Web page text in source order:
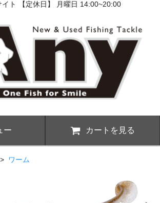
ト 【定休日】 月曜日 14:00~20:00
ー カートを見る
> ワーム